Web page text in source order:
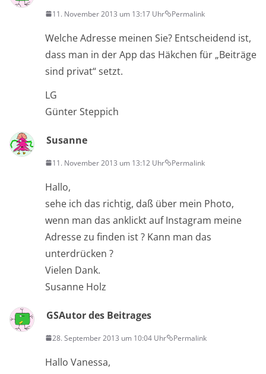
11. November 2013 um 13:17 Uhr Permalink
Welche Adresse meinen Sie? Entscheidend ist,
dass man in der App das Häkchen für „Beiträge
sind privat“ setzt.
LG
Günter Steppich
Susanne
11. November 2013 um 13:12 Uhr Permalink
Hallo,
sehe ich das richtig, daß über mein Photo,
wenn man das anklickt auf Instagram meine
Adresse zu finden ist ? Kann man das
unterdrücken ?
Vielen Dank.
Susanne Holz
GSAutor des Beitrages
28. September 2013 um 10:04 Uhr Permalink
Hallo Vanessa,